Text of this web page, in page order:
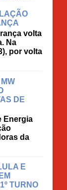
volta
Na
por volta
DE
Energia
da
E
TURNO